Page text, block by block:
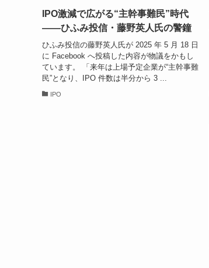
IPO激減で広がる“主幹事難民”時代
――ひふみ投信・藤野英人氏の警鐘
ひふみ投信の藤野英人氏が 2025 年 5 月 18 日
に Facebook へ投稿した内容が物議をかもし
ています。 「来年は上場予定企業が“主幹事難
民”となり、IPO 件数は半分から 3 ...
IPO